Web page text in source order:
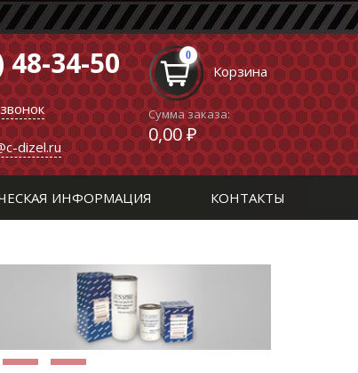
48-34-50
dizel.ru
0
Корзина
Сумма заказа:
0,00 ₽
ИНФОРМАЦИЯ КОНТАКТЫ